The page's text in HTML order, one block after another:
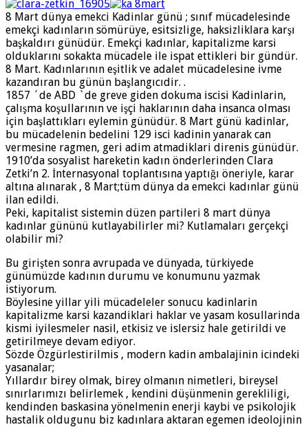
8 Mart dünya emekci Kadinlar günü ; sınıf mücadelesinde
emekçi kadınların sömürüye, esitsizlige, haksizliklara karşı
başkaldırı günüdür. Emekçi kadınlar, kapitalizme karsi
olduklarını sokakta mücadele ile ispat ettikleri bir gündür.
8 Mart. Kadınlarının eşitlik ve adalet mücadelesine ivme
kazandıran bu günün başlangıcıdir. .
1857 ´de ABD `de greve giden dokuma iscisi Kadinlarin,
çalışma koşullarının ve işçi haklarının daha insanca olması
için başlattıkları eylemin günüdür. 8 Mart günü kadinlar,
bu mücadelenin bedelini 129 isci kadinin yanarak can
vermesine ragmen, geri adim atmadiklari direnis günüdür.
1910’da sosyalist hareketin kadın önderlerinden Clara
Zetki’n 2. İnternasyonal toplantısına yaptığı öneriyle, karar
altına alınarak , 8 Mart;tüm dünya da emekci kadınlar günü
ilan edildi.
Peki, kapitalist sistemin düzen partileri 8 mart dünya
kadınlar gününü kutlayabilirler mi? Kutlamaları gerçekçi
olabilir mi?
Bu girişten sonra avrupada ve dünyada, türkiyede
günümüzde kadının durumu ve konumunu yazmak
istiyorum.
Böylesine yillar yili mücadeleler sonucu kadinlarin
kapitalizme karsi kazandiklari haklar ve yasam kosullarinda
kismi iyilesmeler nasil, etkisiz ve islersiz hale getirildi ve
getirilmeye devam ediyor.
Sözde Özgürlestirilmis , modern kadin ambalajinin icindeki
yasanalar;
Yıllardır birey olmak, birey olmanın nimetleri, bireysel
sınırlarımızı belirlemek , kendini düşünmenin gerekliligi,
kendinden baskasina yönelmenin enerji kaybi ve psikolojik
hastalik oldugunu biz kadınlara aktaran egemen ideolojinin